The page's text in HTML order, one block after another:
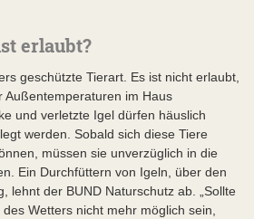
erlaubt?
geschützte Tierart. Es ist nicht erlaubt,
Außentemperaturen im Haus
und verletzte Igel dürfen häuslich
werden. Sobald sich diese Tiere
müssen sie unverzüglich in die
Ein Durchfüttern von Igeln, über den
lehnt der BUND Naturschutz ab. „Sollte
Wetters nicht mehr möglich sein,